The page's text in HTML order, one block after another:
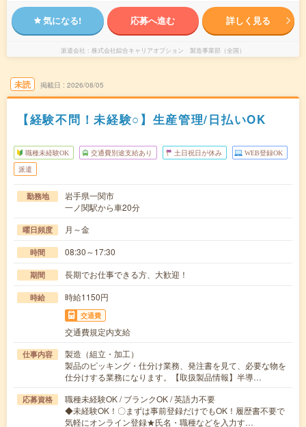
気になる! 応募へ進む 詳しく見る
派遣会社 株式会社綜合キャリアオプション 製造事業部（全国）
未読 掲載日 2026/08/05
【経験不問！未経験○】生産管理/日払いOK
職種未経験OK 交通費別途支給あり 土日祝日が休み WEB登録OK
派遣
勤務地
岩手県一関市
一ノ関駅から車20分
曜日頻度 月～金
時間 08:30～17:30
期間 長期でお仕事できる方、大歓迎！
時給 時給1150円
交通費
交通費規定内支給
仕事内容
製造（組立・加工）
製品のピッキング・仕分け業務、発注書を見て、必要な物を
仕分けする業務になります。【取扱製品情報】半導…
応募資格
職種未経験OK / ブランクOK / 英語力不要
◆未経験OK！〇まずは事前登録だけでもOK！履歴書不要で
気軽にオンライン登録★氏名・職種などを入力す…